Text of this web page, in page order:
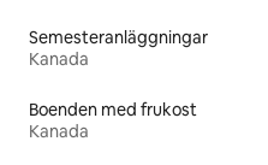
Semesteranläggningar
Kanada
Boenden med frukost
Kanada